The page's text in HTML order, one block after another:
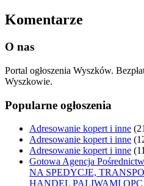
Komentarze
O nas
Portal ogłoszenia Wyszków.
Wyszkowie.
Popularne ogłoszenia
Adresowanie kopert i inne
Adresowanie kopert i inne
Adresowanie kopert i inne
Gotowa Agencja
NA SPEDYCJE,
HANDEL PALIWAMI OPC